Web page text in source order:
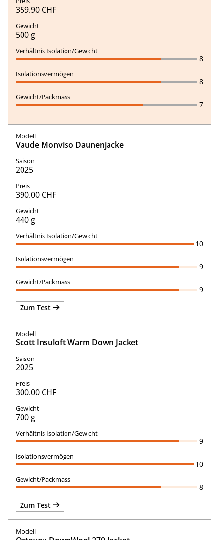
359.90 CHF
500 g
8
8
7
Vaude Monviso Daunenjacke
2025
390.00 CHF
440 g
10
9
9
Zum Test
Scott Insuloft Warm Down Jacket
2025
300.00 CHF
700 g
9
10
8
Zum Test